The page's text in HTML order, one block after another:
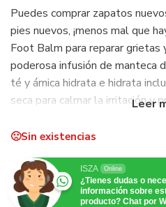
Puedes comprar zapatos
pies nuevos, ¡menos mal que
Foot Balm para reparar grietas
poderosa infusión de manteca
té y árnica hidrata e hidrata
seca para calmar la irritación y
Sin existencias
ISZA Online
¿Tienes dudas o
información sobre
producto? Chat por